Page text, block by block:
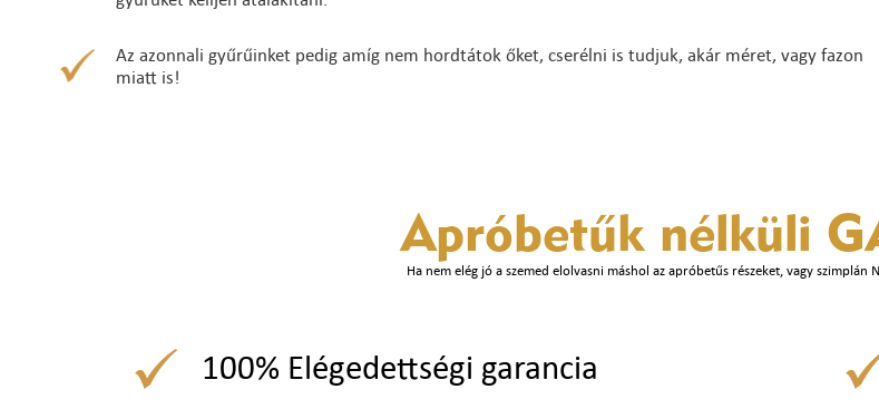
Az azonnali gyűrűinket pedig amíg nem hordtátok őket, cserélni is tudjuk, akár méret, vagy fazon
miatt is!
Apróbetűk nélküli
Ha nem elég jó a szemed elolvasni máshol az apróbetűs részeket, vagy szimplán
100% Elégedettségi garancia